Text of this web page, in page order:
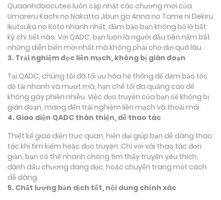
Quaanhdaocuteo luôn cập nhật các chương mới của
Umareru Kachi no Nakatta Jibun ga Anna no Tame ni Dekiru
Ikutsuka no Koto nhanh nhất, đảm bảo bạn không bỏ lỡ bất
kỳ chi tiết nào. Với QADC, bạn luôn là người đầu tiên nắm bắt
những diễn biến mới nhất mà không phải chờ đợi quá lâu.
3. Trải nghiệm đọc liền mạch, không bị gián đoạn
Tại QADC, chúng tôi đã tối ưu hóa hệ thống để đảm bảo tốc
độ tải nhanh và mượt mà, hạn chế tối đa quảng cáo để
không gây phiền nhiễu. Việc đọc truyện của bạn sẽ không bị
gián đoạn, mang đến trải nghiệm liền mạch và thoải mái.
4. Giao diện QADC thân thiện, dễ thao tác
Thiết kế giao diện trực quan, hiện đại giúp bạn dễ dàng thao
tác khi tìm kiếm hoặc đọc truyện. Chỉ với vài thao tác đơn
giản, bạn có thể nhanh chóng tìm thấy truyện yêu thích,
đánh dấu chương đang đọc, hoặc chuyển trang một cách
dễ dàng.
5. Chất lượng bản dịch tốt, nội dung chính xác